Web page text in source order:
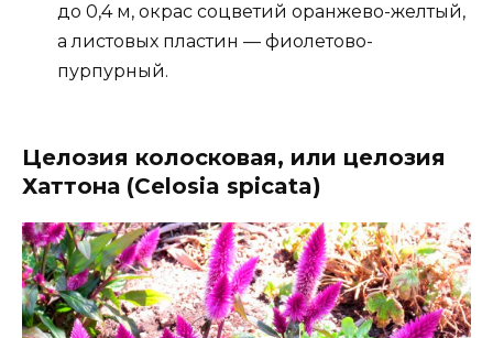
до 0,4 м, окрас соцветий оранжево-желтый,
а листовых пластин — фиолетово-
пурпурный.
Целозия колосковая, или целозия
Хаттона (Celosia spicata)